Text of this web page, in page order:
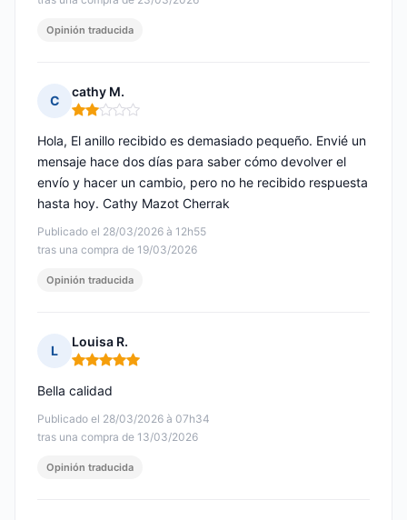
Opinión traducida
C
cathy M.
Nota: 2 de 5
Publicado el 28/03/2026 à 12h55
tras una compra de 19/03/2026
Hola, El anillo recibido es demasiado pequeño. Envié un
mensaje hace dos días para saber cómo devolver el
envío y hacer un cambio, pero no he recibido respuesta
hasta hoy. Cathy Mazot Cherrak
Opinión traducida
L
Louisa R.
Nota: 5 de 5
Publicado el 28/03/2026 à 07h34
tras una compra de 13/03/2026
Bella calidad
Opinión traducida